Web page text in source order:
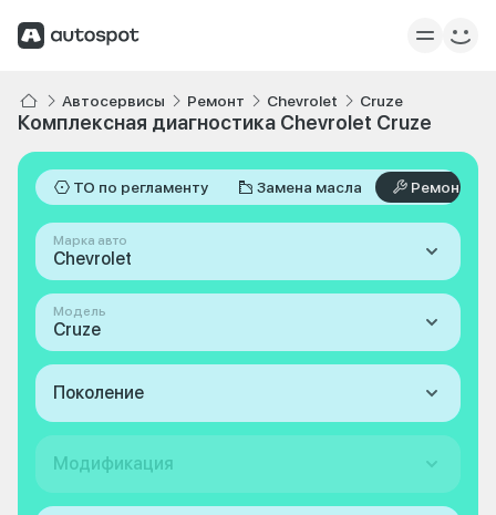
Автосервисы Ремонт Chevrolet Cruze
Комплексная диагностика Chevrolet Cruze
ТО по регламенту Замена масла Ремонт
Марка авто
Chevrolet
Модель
Cruze
Поколение
Модификация